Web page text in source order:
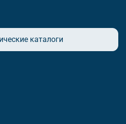
каталоги